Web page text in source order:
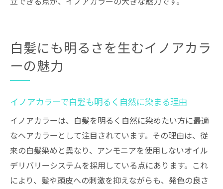
白髪にも明るさを生むイノアカラ
ーの魅力
イノアカラーで白髪も明るく自然に染まる理由
イノアカラーは、白髪を明るく自然に染めたい方に最適
なヘアカラーとして注目されています。その理由は、従
来の白髪染めと異なり、アンモニアを使用しないオイル
デリバリーシステムを採用している点にあります。これ
により、髪や頭皮への刺激を抑えながらも、発色の良さ